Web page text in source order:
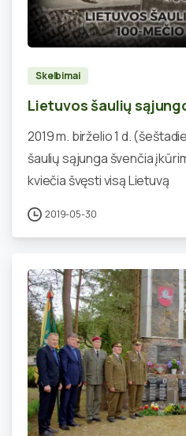
Skelbimai
Lietuvos šaulių
2019 m. birželio 1 d.
šaulių sąjunga švenčia
kviečia švęsti visą Lietuvą
2019-05-30